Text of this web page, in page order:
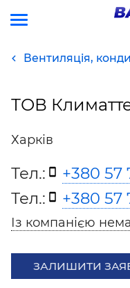
Вентиляція,
ТОВ
Харків
Тел.:
+380 57
Тел.:
+380 57
Із компанією
ЗАЛИШИТИ